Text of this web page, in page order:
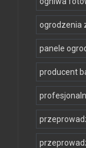
ogrodzenia
panele
producent